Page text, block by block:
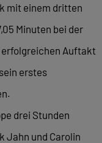
mit einem dritten
Minuten bei der
erfolgreichen Auftakt
erstes
drei Stunden
Jahn und Carolin